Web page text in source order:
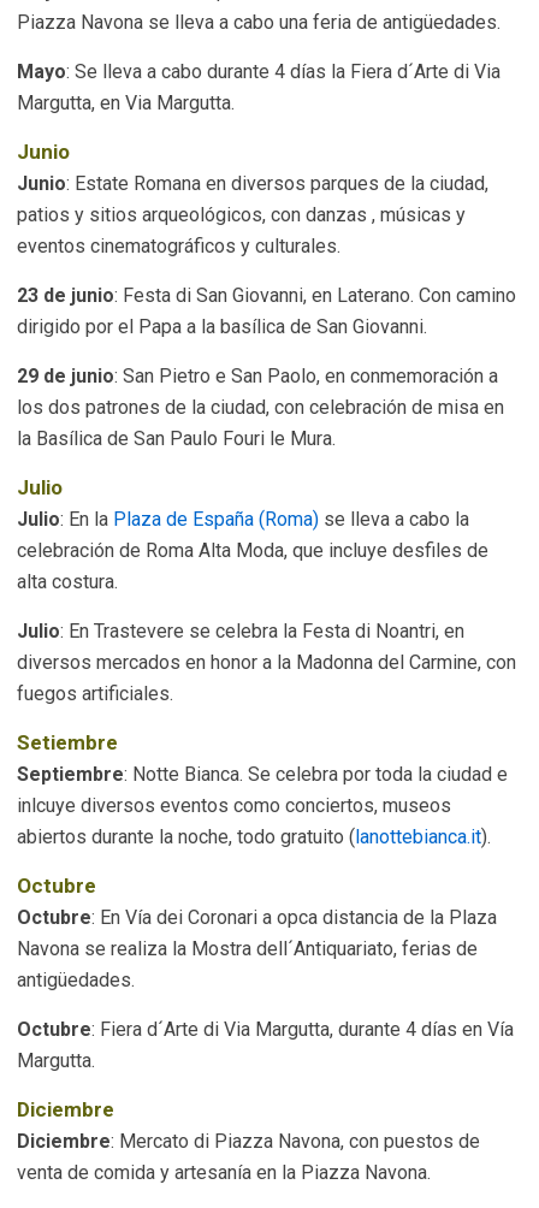
Piazza Navona se lleva a cabo una feria de antigüedades.
Mayo: Se lleva a cabo durante 4 días la Fiera d´Arte di Via
Margutta, en Via Margutta.
Junio
Junio: Estate Romana en diversos parques de la ciudad,
patios y sitios arqueológicos, con danzas , músicas y
eventos cinematográficos y culturales.
23 de junio: Festa di San Giovanni, en Laterano. Con camino
dirigido por el Papa a la basílica de San Giovanni.
29 de junio: San Pietro e San Paolo, en conmemoración a
los dos patrones de la ciudad, con celebración de misa en
la Basílica de San Paulo Fouri le Mura.
Julio
Julio: En la Plaza de España (Roma) se lleva a cabo la
celebración de Roma Alta Moda, que incluye desfiles de
alta costura.
Julio: En Trastevere se celebra la Festa di Noantri, en
diversos mercados en honor a la Madonna del Carmine, con
fuegos artificiales.
Setiembre
Septiembre: Notte Bianca. Se celebra por toda la ciudad e
inlcuye diversos eventos como conciertos, museos
abiertos durante la noche, todo gratuito (lanottebianca.it).
Octubre
Octubre: En Vía dei Coronari a opca distancia de la Plaza
Navona se realiza la Mostra dell´Antiquariato, ferias de
antigüedades.
Octubre: Fiera d´Arte di Via Margutta, durante 4 días en Vía
Margutta.
Diciembre
Diciembre: Mercato di Piazza Navona, con puestos de
venta de comida y artesanía en la Piazza Navona.